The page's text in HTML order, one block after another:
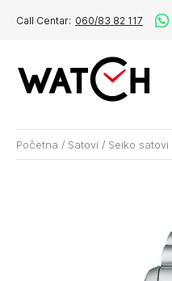
Call Centar: 060/83 82 117
Početna / Satovi / Seiko satovi